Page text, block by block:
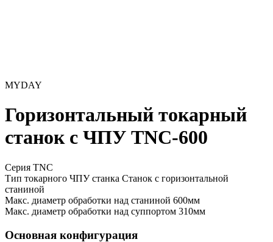
MYDAY
Горизонтальный токарный
станок с ЧПУ TNC-600
Серия TNC
Тип токарного ЧПУ станка Станок с горизонтальной
станиной
Макс. диаметр обработки над станиной 600мм
Макс. диаметр обработки над суппортом 310мм
Основная конфигурация